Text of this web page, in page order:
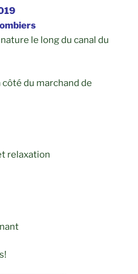
le long du canal du
côté du marchand de
relaxation